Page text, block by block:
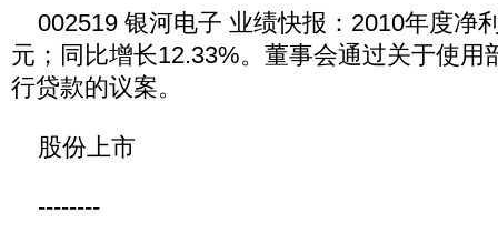
002519 银河电子 业绩快报：2010年度净
元；同比增长12.33%。董事会通过关于使用
行贷款的议案。
股份上市
--------